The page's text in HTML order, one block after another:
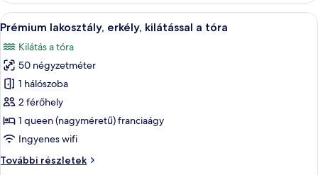
tóra
tóra
részletei
A
következő
szoba
összes
képének
megtekintése:
Prémium
lakosztály,
erkély,
kilátással
Egy modern szállodai szoba,
11
Prémium lakosztály, erkély, kilátással a tóra
Kilátás a tóra
50 négyzetméter
1 hálószoba
2 férőhely
1 queen (nagyméretű) franciaágy
Ingyenes wifi
További részletek
Prémium